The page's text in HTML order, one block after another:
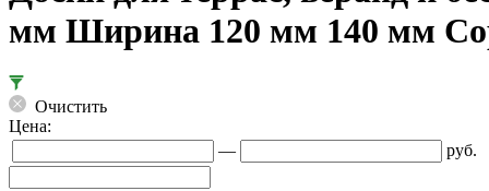
мм Ширина 120 мм 140 мм
Очистить
Цена:
—
руб.